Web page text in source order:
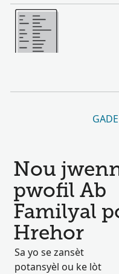
Plis
Nou
pwofil Ab
Familyal
Hrehor
Sa yo se zansèt
potansyèl ou ke lòt